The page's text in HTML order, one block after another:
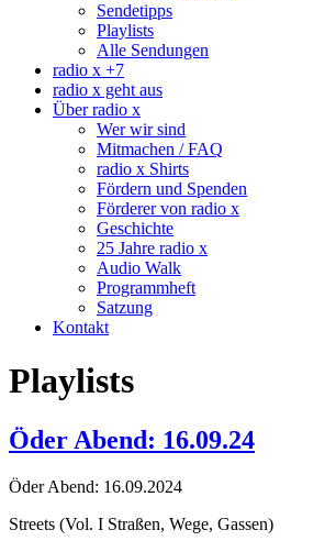
Sendetipps
Playlists
Alle Sendungen
radio x +7
radio x geht aus
Über radio x
Wer wir sind
Mitmachen / FAQ
radio x Shirts
Fördern und Spenden
Förderer von radio x
Geschichte
25 Jahre radio x
Audio Walk
Programmheft
Satzung
Kontakt
Playlists
Öder Abend: 16.09.24
Öder Abend: 16.09.2024
Streets (Vol. I Straßen, Wege, Gassen)